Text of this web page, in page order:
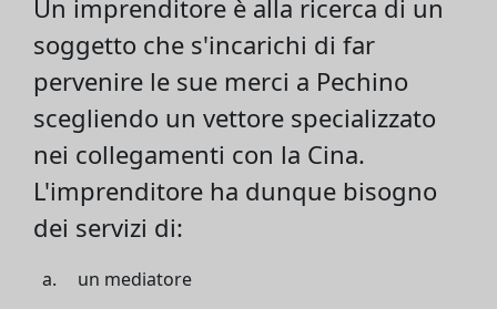
Un imprenditore è alla ricerca di un
soggetto che s'incarichi di far
pervenire le sue merci a Pechino
scegliendo un vettore specializzato
nei collegamenti con la Cina.
L'imprenditore ha dunque bisogno
dei servizi di:
un mediatore